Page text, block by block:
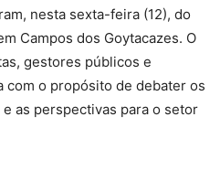
nesta sexta-feira (12), do
Campos dos Goytacazes. O
gestores públicos e
o propósito de debater os
as perspectivas para o setor